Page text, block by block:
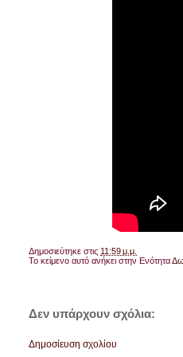
Δημοσιεύτηκε στις 11:59 μ.μ.
Το κείμενο αυτό ανήκει στην Ενότητα
Δεν υπάρχουν σχόλια:
Δημοσίευση σχολίου